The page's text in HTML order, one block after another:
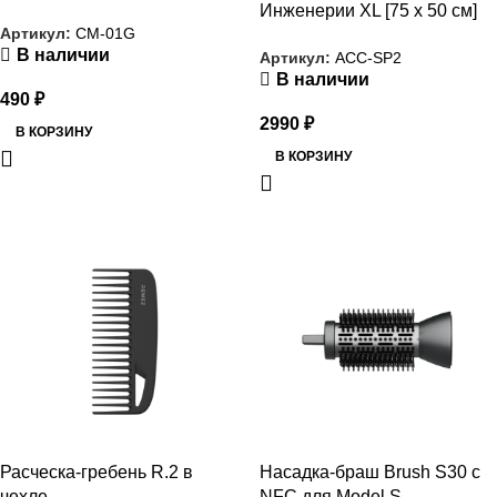
Артикул: CM-01G
В наличии
490 ₽
В КОРЗИНУ
Инженерии XL [75 x 50 см]
Артикул: ACC-SP2
В наличии
2990 ₽
В КОРЗИНУ
Расческа-гребень R.2 в
Насадка-браш Brush S30 с